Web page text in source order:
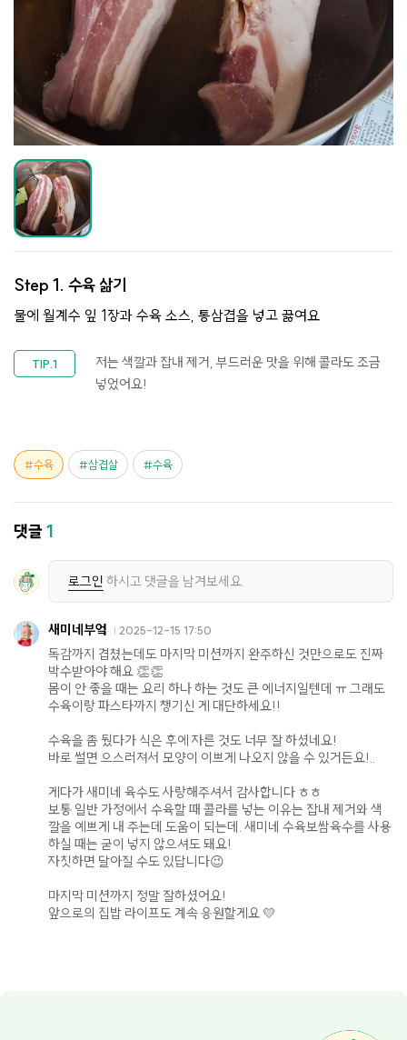
Step 1. 수육 삶기
물에 월계수 잎 1장과 수육 소스, 통삼겹을 넣고 끓여요
저는 색깔과 잡내 제거, 부드러운 맛을 위해 콜라도 조금
넣었어요!
수육 삼겹살 수육
댓글1
로그인 하시고 댓글을 남겨보세요.
새미네부엌 2025-12-15 17:50
독감까지 겹쳤는데도 마지막 미션까지 완주하신 것만으로도 진짜
박수받아야 해요 👏👏
몸이 안 좋을 때는 요리 하나 하는 것도 큰 에너지일텐데 ㅠ 그래도
수육이랑 파스타까지 챙기신 게 대단하세요!!
수육을 좀 뒀다가 식은 후에 자른 것도 너무 잘 하셨네요!
바로 썰면 으스러져서 모양이 이쁘게 나오지 않을 수 있거든요!..
게다가 새미네 육수도 사랑해주셔서 감사합니다 ㅎㅎ
보통 일반 가정에서 수육할 때 콜라를 넣는 이유는 잡내 제거와 색
깔을 예쁘게 내 주는데 도움이 되는데. 새미네 수육보쌈육수를 사용
하실 때는 굳이 넣지 않으셔도 돼요!
자칫하면 달아질 수도 있답니다😉
마지막 미션까지 정말 잘하셨어요!
앞으로의 집밥 라이프도 계속 응원할게요 💛